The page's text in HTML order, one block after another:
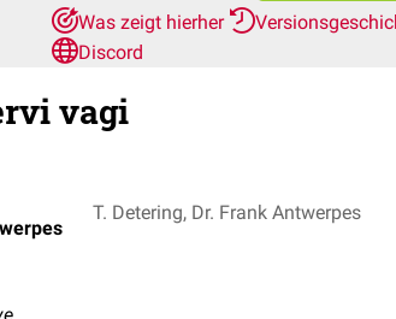
Was zeigt hierher
Discord
vagi
T. Detering, Dr. Frank Antwerpes